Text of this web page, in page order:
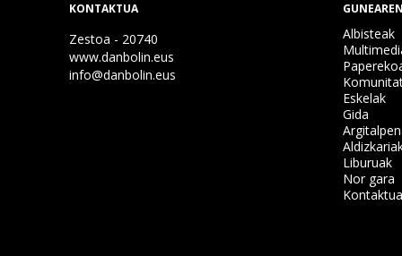
KONTAKTUA
Zestoa - 20740
www.danbolin.eus
info@danbolin.eus
Albisteak
Eskelak
Gida
Liburuak
Nor gara
Kontaktua